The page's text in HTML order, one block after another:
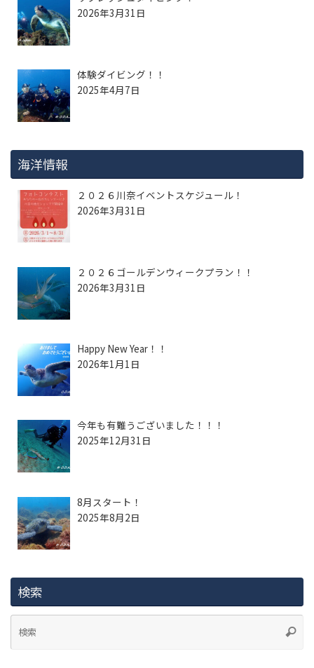
2026年3月31日
体験ダイビング！！
2025年4月7日
海洋情報
２０２６川奈イベントスケジュール！
2026年3月31日
２０２６ゴールデンウィークプラン！！
2026年3月31日
Happy New Year！！
2026年1月1日
今年も有難うございました！！！
2025年12月31日
8月スタート！
2025年8月2日
検索